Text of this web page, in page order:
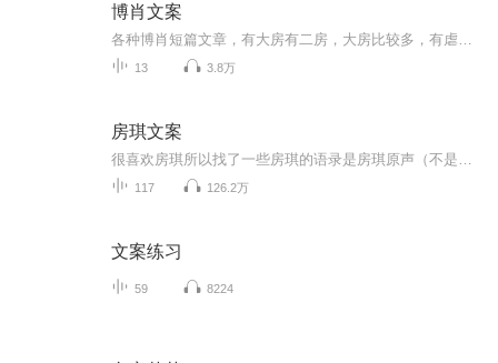
博肖文案
13 3.8万
房琪文案
117 126.2万
文案练习
59 8224